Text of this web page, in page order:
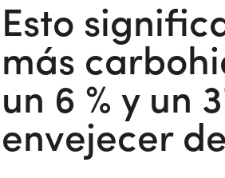
Esto
más
un 6 % y un
envejecer